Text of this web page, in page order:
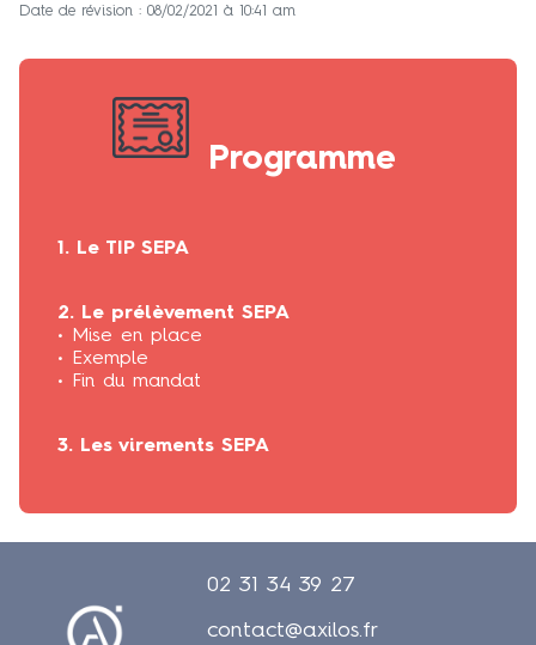
Date de révision : 08/02/2021 à 10:41 am
Programme
1. Le TIP SEPA
2. Le prélèvement SEPA
• Mise en place
• Exemple
• Fin du mandat
3. Les virements SEPA
02 31 34 39 27
contact@axilos.fr